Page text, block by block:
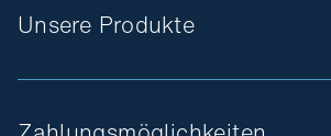
Unsere Produkte